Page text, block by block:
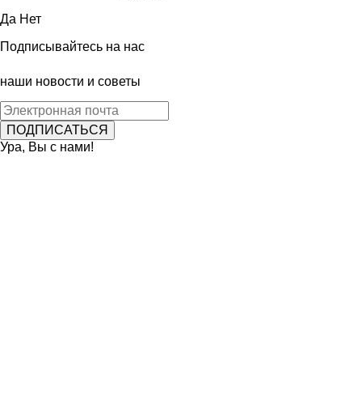
Да Нет
Подписывайтесь на нас
наши новости и советы
Ура, Вы с нами!